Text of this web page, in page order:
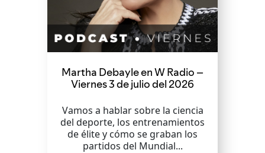
Martha Debayle en W Radio –
Viernes 3 de julio del 2026
Vamos a hablar sobre la ciencia
del deporte, los entrenamientos
de élite y cómo se graban los
partidos del Mundial...